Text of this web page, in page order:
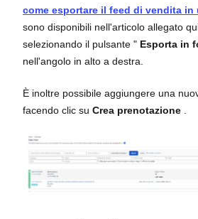
come esportare il feed di vendita
sono disponibili nell'articolo allegato
selezionando il pulsante " Esporta in
nell'angolo in alto a destra.
È inoltre possibile aggiungere una
facendo clic su Crea prenotazione